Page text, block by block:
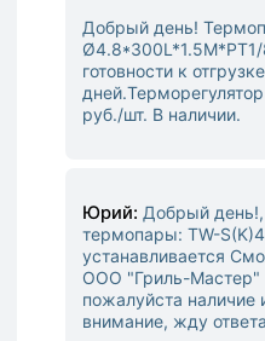
Добрый день!
готовности к
дней.
руб./шт. В наличии.
Юрий: Добрый
термопары: TW-
устанавливается
ООО "Гриль-Мастер"
пожалуйста наличие
внимание, жду